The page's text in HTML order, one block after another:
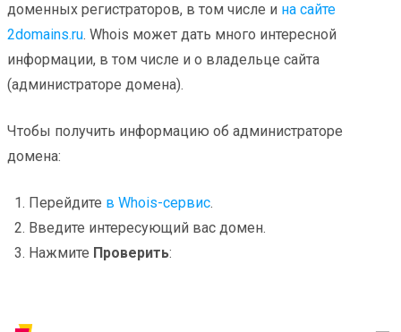
доменных регистраторов, в том числе и на сайте
2domains.ru. Whois может дать много интересной
информации, в том числе и о владельце сайта
(администраторе домена).
Чтобы получить информацию об администраторе
домена:
Перейдите в Whois-сервис.
Введите интересующий вас домен.
Нажмите Проверить: